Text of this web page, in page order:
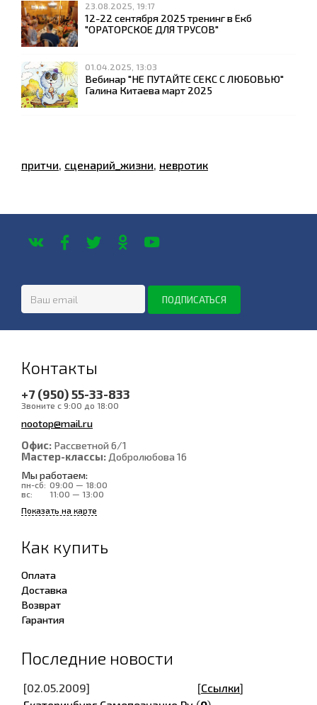
23.08.2025, 19:17
12-22 сентября 2025 тренинг в Екб
"ОРАТОРСКОЕ ДЛЯ ТРУСОВ"
01.04.2025, 13:03
Вебинар "НЕ ПУТАЙТЕ СЕКС С ЛЮБОВЬЮ"
Галина Китаева март 2025
притчи, сценарий_жизни, невротик
Контакты
+7 (950) 55-33-833
Звоните с 9:00 до 18:00
nootop@mail.ru
Офис: Рассветной 6/1
Мастер-классы: Добролюбова 16
Мы работаем:
пн-сб: 09:00 — 18:00
вс:
11:00 — 13:00
Показать на карте
Как купить
Оплата
Доставка
Возврат
Гарантия
Последние новости
[02.05.2009] [Ссылки]